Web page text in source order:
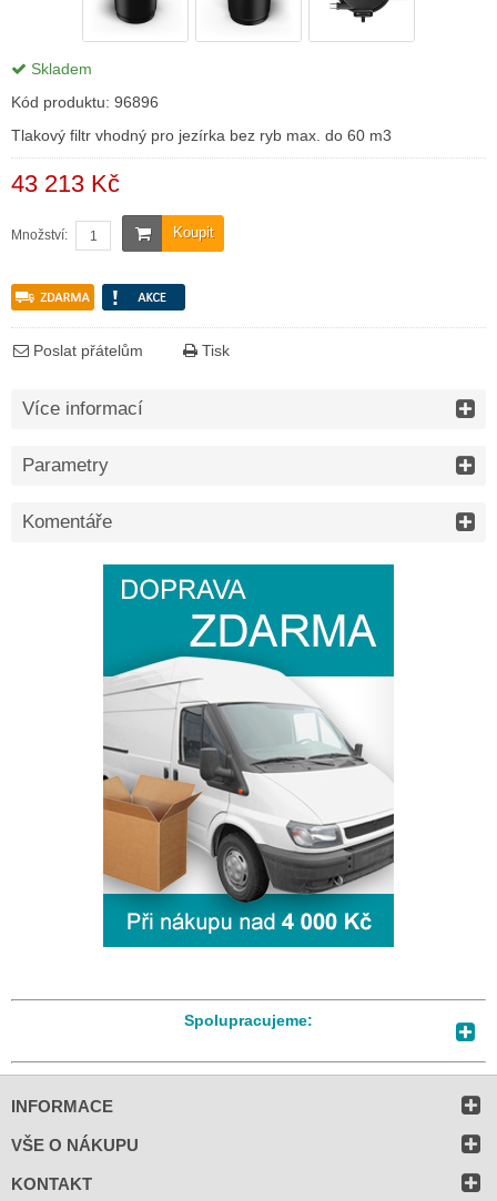
Skladem
Kód produktu: 96896
Tlakový filtr vhodný pro jezírka bez ryb max. do 60 m3
43 213 Kč
Koupit
Množství:
Poslat přátelům Tisk
Více informací
Parametry
Komentáře
Spolupracujeme:
INFORMACE
VŠE O NÁKUPU
KONTAKT